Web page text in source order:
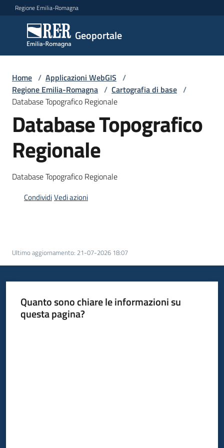
Vai al contenuto
Vai alla navigazione
Vai al footer
Regione Emilia-Romagna
Geoportale
Geoportale
Catalogo
dati,
servizi
metadati
Visualizza
dati
line
i
dati
Home / Applicazioni WebGIS /
Regione Emilia-Romagna / Cartografia di base /
Database Topografico Regionale
Database Topografico
Regionale
Database Topografico Regionale
CondividiVedi azioni
Ultimo aggiornamento: 21-07-2026 18:07
Quanto sono chiare le informazioni su
questa pagina?